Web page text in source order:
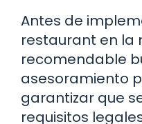
Antes de
restaurant en la
recomendable
asesoramiento
garantizar que
requisitos